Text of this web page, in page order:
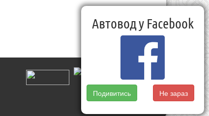
Автовод у Facebook
Подивитись Не зараз